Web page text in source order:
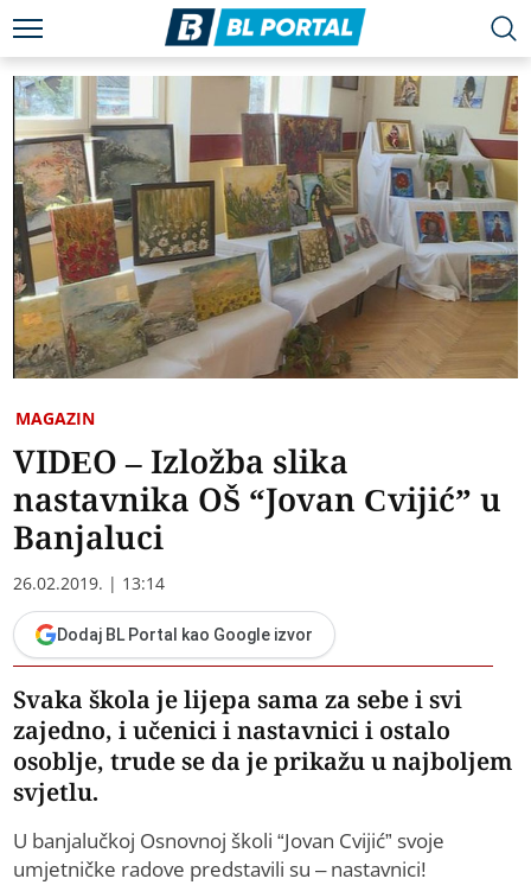
MAGAZIN
VIDEO – Izložba slika
nastavnika OŠ “Јovan Cvijić” u
Banjaluci
26.02.2019. | 13:14
Dodaj BL Portal kao Google izvor
Svaka škola je lijepa sama za sebe i svi
zajedno, i učenici i nastavnici i ostalo
osoblje, trude se da je prikažu u najboljem
svjetlu.
U banjalučkoj Osnovnoj školi “Јovan Cvijić” svoje
umjetničke radove predstavili su – nastavnici!